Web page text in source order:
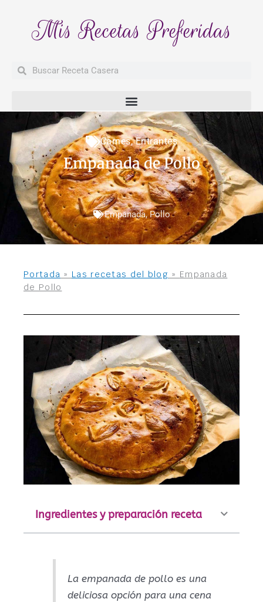
Mis Recetas Preferidas
BuscarBuscar
Carnes,Entrantes
Empanada de Pollo
Empanada,Pollo
Portada » Las recetas del blog » Empanada
de Pollo
Ingredientes y preparación receta
La empanada de pollo es una
deliciosa opción para una cena